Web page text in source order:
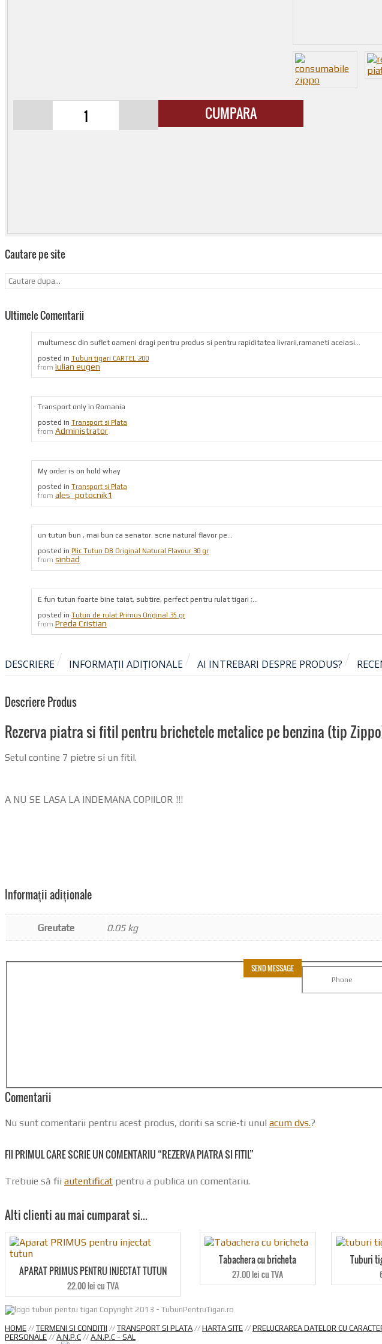
CUMPARA
Cautare pe site
Ultimele Comentarii
multumesc din suflet oameni dragi pentru produs si pentru rapiditatea livrarii,ramaneti aceiasi...
posted in Tuburi tigari CARTEL 200
from iulian eugen
Transport only in Romania
posted in Transport si Plata
from Administrator
My order is on hold whay
posted in Transport si Plata
from ales_potocnik1
un tutun bun , mai bun ca senator. scrie natural flavor pe...
posted in Plic Tutun DB Original Natural Flavour 30 gr
from sinbad
E fun tutun foarte bine taiat, subtire, perfect pentru rulat tigari ;...
posted in Tutun de rulat Primus Original 35 gr
from Preda Cristian
DESCRIERE INFORMAȚII ADIȚIONALE AI INTREBARI DESPRE PRODUS?
Descriere Produs
Rezerva piatra si fitil pentru brichetele metalice pe benzina (tip
Setul contine 7 pietre si un fitil.
A NU SE LASA LA INDEMANA COPIILOR !!!
Informații adiționale
Greutate 0.05 kg
Comentarii
Nu sunt comentarii pentru acest produs, doriti sa scrie-ti unul acum dvs.?
FII PRIMUL CARE SCRIE UN COMENTARIU “REZERVA PIATRA SI FITIL”
Trebuie să fii autentificat pentru a publica un comentariu.
Alti clienti au mai cumparat si…
APARAT PRIMUS PENTRU INJECTAT TUTUN
22.00 lei cu TVA
Tabachera cu bricheta
27.00 lei cu TVA
Tuburi
Copyright 2013 - TuburiPentruTigari.ro
HOME // TERMENI SI CONDITII // TRANSPORT SI PLATA // HARTA SITE // PRELUCRAREA DATELOR CU
PERSONALE // A.N.P.C // A.N.P.C - SAL